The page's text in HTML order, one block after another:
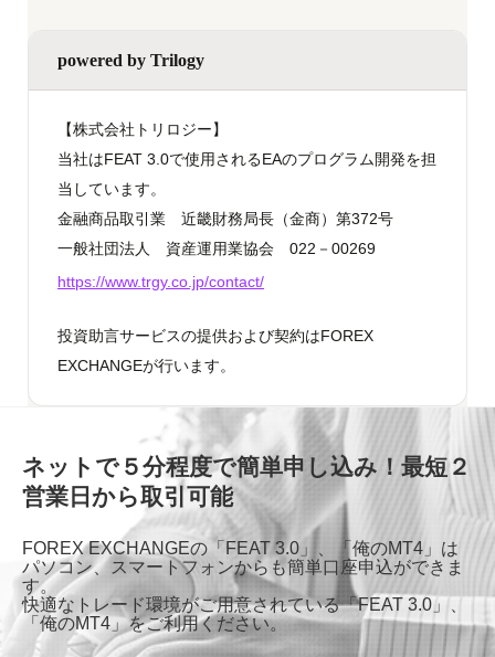
powered by Trilogy
【株式会社トリロジー】
当社はFEAT 3.0で使用されるEAのプログラム開発を担
当しています。
金融商品取引業 近畿財務局長（金商）第372号
一般社団法人 資産運用業協会 022－00269
https://www.trgy.co.jp/contact/
投資助言サービスの提供および契約はFOREX
EXCHANGEが行います。
ネットで５分程度で簡単申し込み！最短２
営業日から取引可能
FOREX EXCHANGEの「FEAT 3.0」、「俺のMT4」は
パソコン、スマートフォンからも簡単口座申込ができま
す。
快適なトレード環境がご用意されている「FEAT 3.0」、
「俺のMT4」をご利用ください。